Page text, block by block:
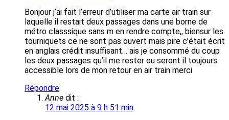
Bonjour j’ai fait l’erreur d’utiliser ma carte air train sur
laquelle il restait deux passages dans une borne de
métro classsique sans m en rendre compte,, biensur les
tourniquets ce ne sont pas ouvert mais pire c’était écrit
en anglais crédit insuffisant… ais je consommé du coup
les deux passages qu’il me rester ou seront il toujours
accessible lors de mon retour en air train merci
Répondre
Anne dit :
12 mai 2025 à 9 h 51 min